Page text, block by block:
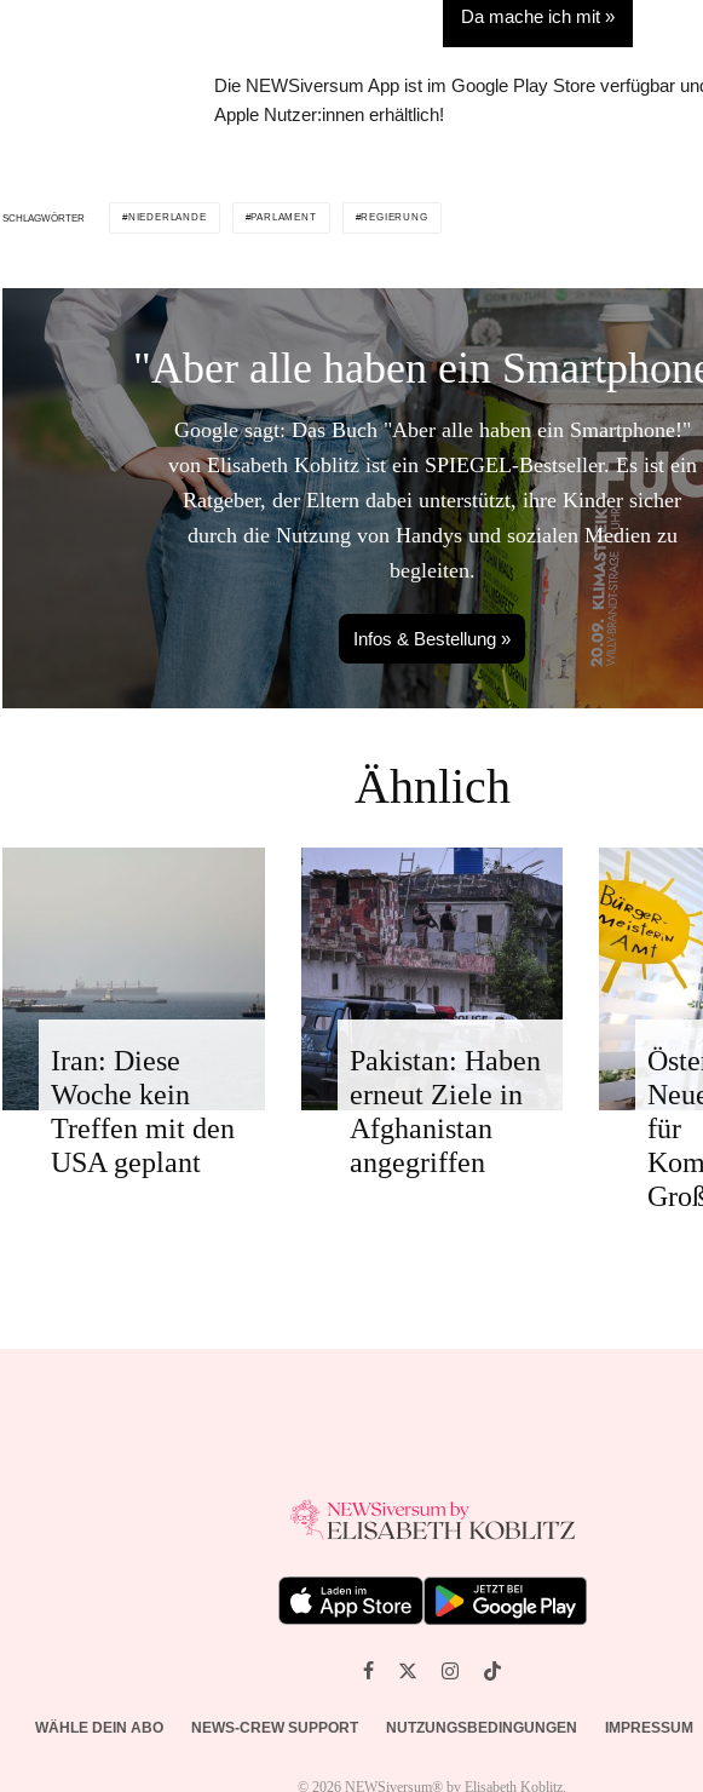
Da mache ich mit »
Die NEWSiversum App ist im Google Play Store verfügbar
Apple Nutzer:innen erhältlich!
SCHLAGWÖRTER NIEDERLANDE PARLAMENT REGIERUNG
"Aber alle haben ein
Google sagt: Das Buch "Aber alle haben ein Smartphone!"
von Elisabeth Koblitz ist ein SPIEGEL-Bestseller. Es ist ein
Ratgeber, der Eltern dabei unterstützt, ihre Kinder sicher
durch die Nutzung von Handys und sozialen Medien zu
begleiten.
Infos & Bestellung »
Ähnlich
Iran: Diese
Woche kein
Treffen mit den
USA geplant
Pakistan: Haben
erneut Ziele in
Afghanistan
angegriffen
für
WÄHLE DEIN ABO NEWS-CREW SUPPORT NUTZUNGSBEDINGUNGEN IMPRESSUM
© 2026 NEWSiversum® by Elisabeth Koblitz.